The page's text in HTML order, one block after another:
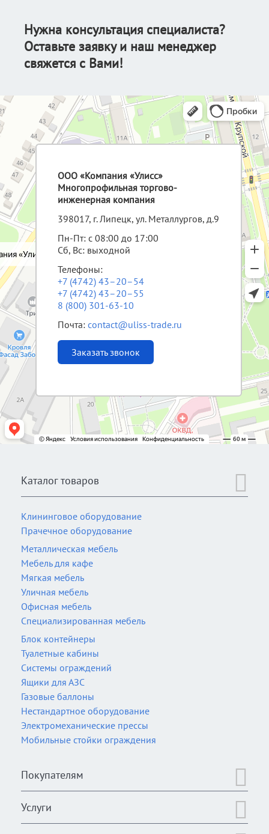
Нужна консультация специалиста?
Оставьте заявку и наш менеджер
свяжется с Вами!
ООО «Компания «Улисс»
Многопрофильная торгово-
инженерная компания
398017, г. Липецк, ул. Металлургов, д.9
Пн-Пт: с 08:00 до 17:00
Сб, Вс: выходной
Телефоны:
+7 (4742) 43–20–54
+7 (4742) 43–20–55
8 (800) 301-63-10
Почта:contact@uliss-trade.ru
Заказать звонок
Каталог товаров
Клининговое оборудование
Прачечное оборудование
Металлическая мебель
Мебель для кафе
Мягкая мебель
Уличная мебель
Офисная мебель
Специализированная мебель
Блок контейнеры
Туалетные кабины
Системы ограждений
Ящики для АЗС
Газовые баллоны
Нестандартное оборудование
Электромеханические прессы
Мобильные стойки ограждения
Покупателям
Услуги